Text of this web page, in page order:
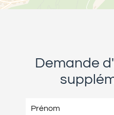
Demande